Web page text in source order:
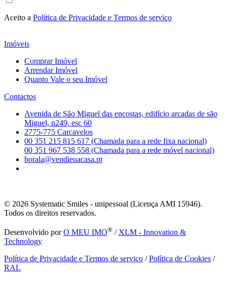
Aceito a Política de Privacidade e Termos de serviço
Imóveis
Comprar Imóvel
Arrendar Imóvel
Quanto Vale o seu Imóvel
Contactos
Avenida de São Miguel das encostas, edifício arcadas de são
Miguel, n249, esc 60
2775-775 Carcavelos
00 351 215 815 617 (Chamada para a rede fixa nacional)
00 351 967 538 558 (Chamada para a rede móvel nacional)
borala@vendieuacasa.pt
© 2026 Systematic Smiles - unipessoal (Licença AMI 15946).
Todos os direitos reservados.
Desenvolvido porO MEU IMO® / XLM - Innovation &
Technology
Política de Privacidade e Termos de serviço /Política de Cookies /
RAL